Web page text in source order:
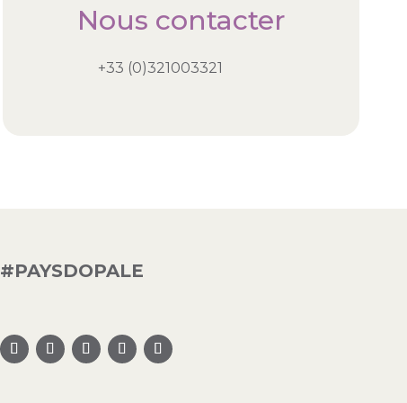
Nous contacter
+33 (0)321003321
#PAYSDOPALE